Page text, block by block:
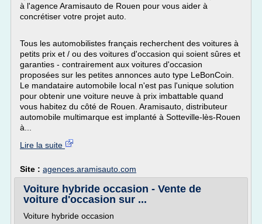
à l'agence Aramisauto de Rouen pour vous aider à
concrétiser votre projet auto.
Tous les automobilistes français recherchent des voitures à
petits prix et / ou des voitures d'occasion qui soient sûres et
garanties - contrairement aux voitures d'occasion
proposées sur les petites annonces auto type LeBonCoin.
Le mandataire automobile local n'est pas l'unique solution
pour obtenir une voiture neuve à prix imbattable quand
vous habitez du côté de Rouen. Aramisauto, distributeur
automobile multimarque est implanté à Sotteville-lès-Rouen
à...
Lire la suite
Site : agences.aramisauto.com
Voiture hybride occasion - Vente de
voiture d'occasion sur ...
Voiture hybride occasion